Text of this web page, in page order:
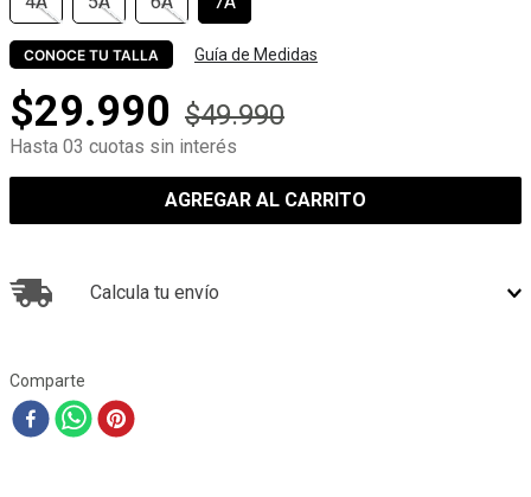
CONOCE TU TALLA Guía de Medidas
$29.990 $49.990
Hasta 03 cuotas sin interés
AGREGAR AL CARRITO
Calcula tu envío
Comparte